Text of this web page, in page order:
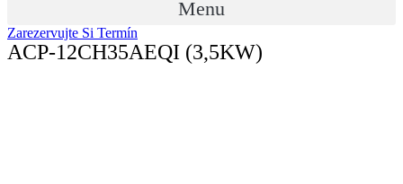
Menu
Zarezervujte Si Termín
ACP-12CH35AEQI (3,5KW)